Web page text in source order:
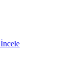
İncele